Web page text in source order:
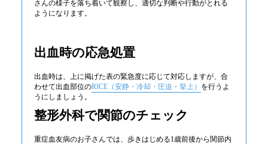
さんの様子を落ち着いて観察し、適切な判断や行動がとれる
ようになります。
出血時の応急処置
出血時は、上に掲げた表の緊急度に応じて対応しますが、合
わせて出血部位のRICE（安静・冷却・圧迫・挙上） を行うよ
うにしましょう。
整形外科で関節のチェック
重症血友病のお子さんでは、歩きはじめる1歳前後から関節内